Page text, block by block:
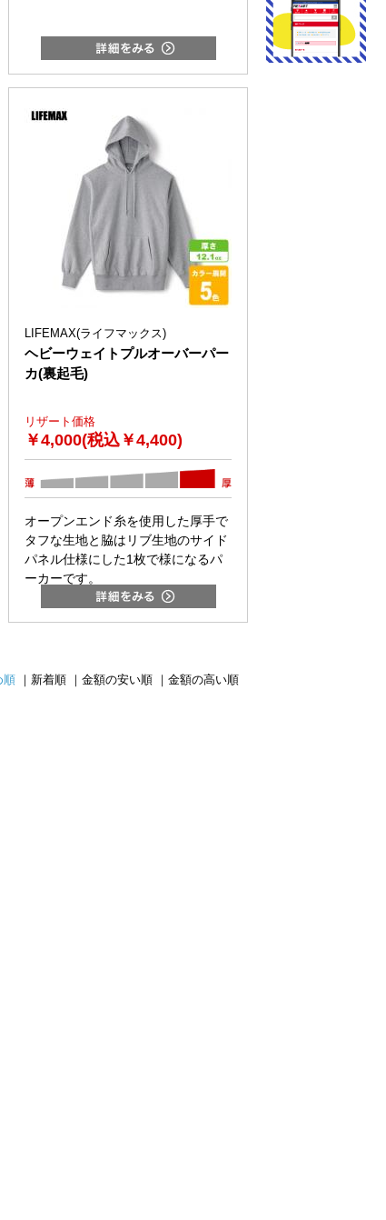
LIFEMAX(ライフマックス)
ヘビーウェイトプルオーバーパー
カ(裏起毛)
リザート価格
￥4,000(税込￥4,400)
オープンエンド糸を使用した厚手で
タフな生地と脇はリブ生地のサイド
パネル仕様にした1枚で様になるパ
ーカーです。
順 ｜ 新着順 ｜ 金額の安い順 ｜ 金額の高い順